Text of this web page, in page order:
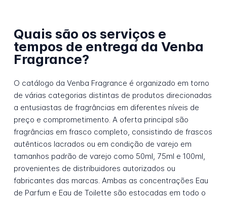
Quais são os serviços e
tempos de entrega da Venba
Fragrance?
O catálogo da Venba Fragrance é organizado em torno
de várias categorias distintas de produtos direcionadas
a entusiastas de fragrâncias em diferentes níveis de
preço e comprometimento. A oferta principal são
fragrâncias em frasco completo, consistindo de frascos
autênticos lacrados ou em condição de varejo em
tamanhos padrão de varejo como 50ml, 75ml e 100ml,
provenientes de distribuidores autorizados ou
fabricantes das marcas. Ambas as concentrações Eau
de Parfum e Eau de Toilette são estocadas em todo o